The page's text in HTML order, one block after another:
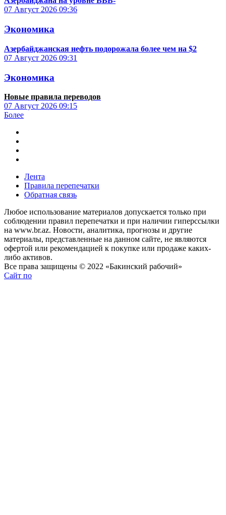
07 Август 2026 09:36
Экономика
Азербайджанская нефть подорожала более чем на $2
07 Август 2026 09:31
Экономика
Новые правила переводов
07 Август 2026 09:15
Более
Лента
Правила перепечатки
Обратная связь
Любое использование материалов допускается только при
соблюдении правил перепечатки и при наличии гиперссылки
на www.br.az. Новости, аналитика, прогнозы и другие
материалы, представленные на данном сайте, не являются
офертой или рекомендацией к покупке или продаже каких-
либо активов.
Все права защищены © 2022 «Бакинский рабочий»
Сайт по